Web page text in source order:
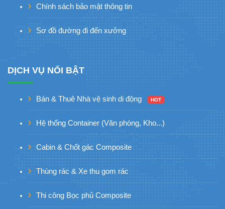
Chính sách bảo mật thông tin
Sơ đồ đường đi đến xưởng
DỊCH VỤ NỔI BẬT
Bán & Thuê Nhà vệ sinh di động HOT
Hệ thống Container (Văn phòng, Kho...)
Cabin & Chốt gác Composite
Thùng rác & Xe thu gom rác
Thi công Bọc phủ Composite